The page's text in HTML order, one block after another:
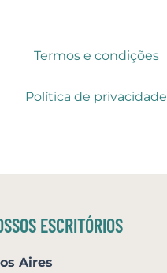
Termos e condições
Política de privacidade
ESCRITÓRIOS
Aires